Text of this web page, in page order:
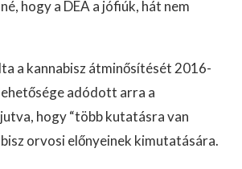
hogy a DEA a jófiúk, hát nem
a kannabisz átminősítését 2016-
adódott arra a
hogy “több kutatásra van
orvosi előnyeinek kimutatására.